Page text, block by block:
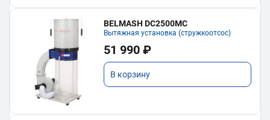
BELMASH DC2500MC
Вытяжная установка (стружкоотсос)
51 990 ₽
В корзину